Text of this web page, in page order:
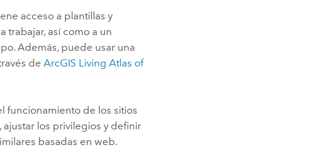
acceso a plantillas y
trabajar, así como a un
Además, puede usar una
deArcGIS Living Atlas of
funcionamiento de los sitios
ajustar los privilegios y definir
basadas en web.